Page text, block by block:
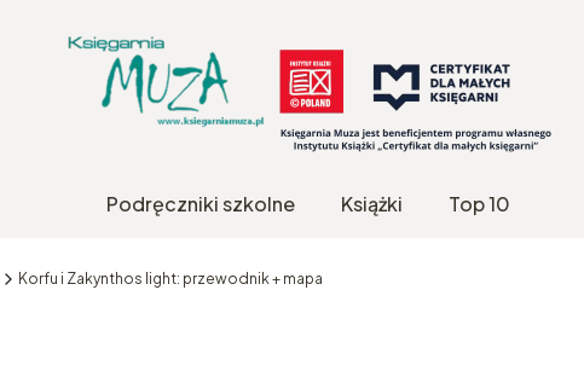
Podręczniki szkolne Książki Top 10
Korfu i Zakynthos light: przewodnik + mapa